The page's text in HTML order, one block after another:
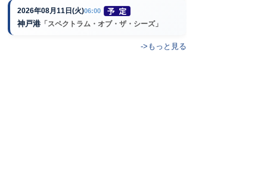
2026年08月11日(火)06:00
神戸港 「スペクトラム・オブ・ザ・シーズ」
->もっと見る